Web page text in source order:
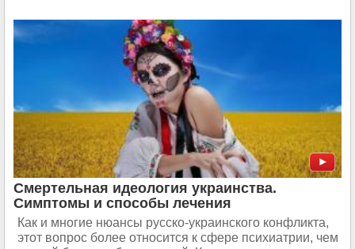
Смертельная идеология украинства.
Симптомы и способы лечения
Как и многие нюансы русско-украинского конфликта,
этот вопрос более относится к сфере психиатрии, чем